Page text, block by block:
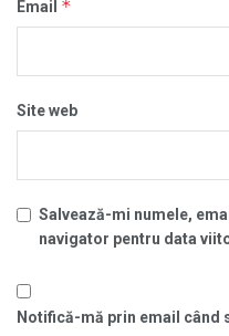
Email *
Site web
Salvează-mi numele,
navigator pentru data
Notifică-mă prin email când